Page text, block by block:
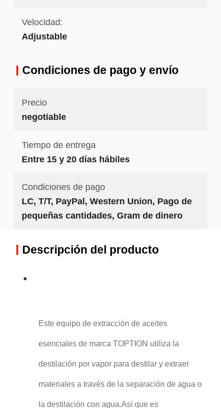
Velocidad:
Adjustable
Condiciones de pago y envío
Precio
negotiable
Tiempo de entrega
Entre 15 y 20 días hábiles
Condiciones de pago
LC, T/T, PayPal, Western Union, Pago de
pequeñas cantidades, Gram de dinero
Descripción del producto
Este equipo de extracción de aceites
esenciales de marca TOPTION utiliza la
destilación por vapor para destilar y extraer
materiales a través de la separación de agua o
la destilación con agua.Así que es